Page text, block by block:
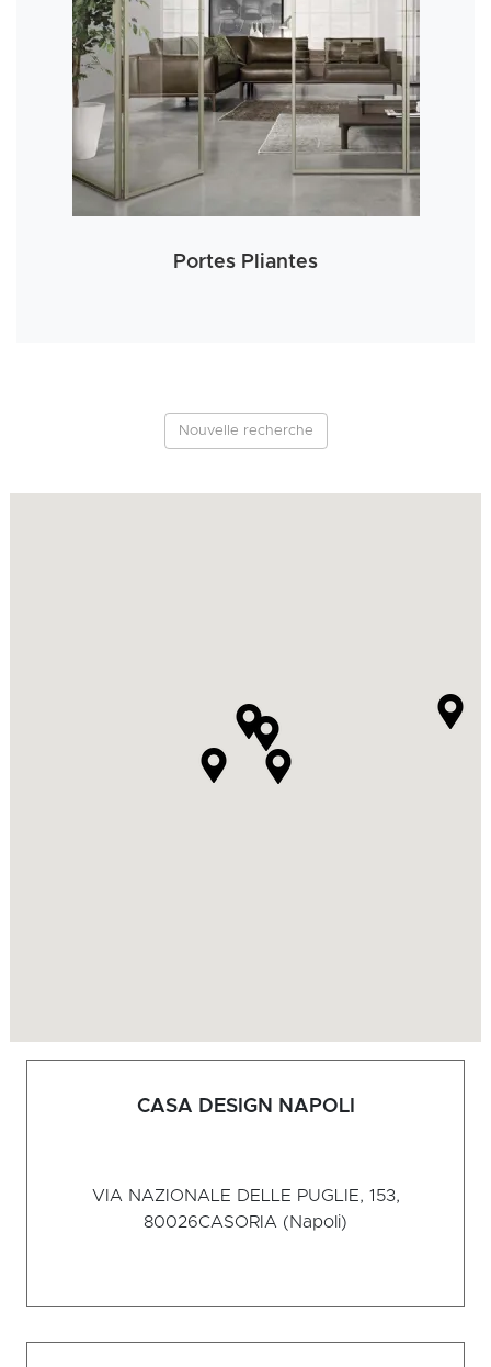
Portes Pliantes
Nouvelle recherche
CASA DESIGN NAPOLI
VIA NAZIONALE DELLE PUGLIE, 153,
80026CASORIA (Napoli)